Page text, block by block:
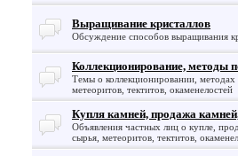
Выращивание кристаллов
Обсуждение способов выращивания
Коллекционирование, методы
Темы о коллекционировании,
метеоритов, тектитов, окаменелостей
Купля камней, продажа
Объявления частных лиц о купле,
сырья, метеоритов, тектитов,